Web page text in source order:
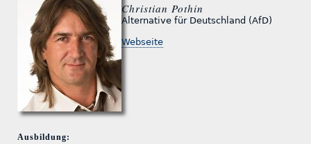
Ausbildung:
Christian Pothin
Alternative für Deutschland (AfD)
Webseite